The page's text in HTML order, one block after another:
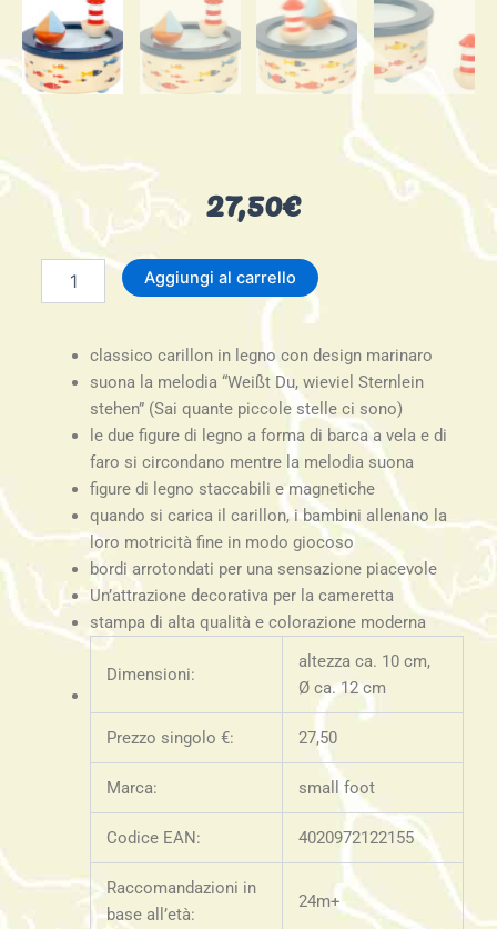
27,50€
Grande
Aggiungi al carrello
classico carillon in legno con design marinaro
suona la melodia “Weißt Du, wieviel Sternlein
stehen” (Sai quante piccole stelle ci sono)
le due figure di legno a forma di barca a vela e di
faro si circondano mentre la melodia suona
figure di legno staccabili e magnetiche
quando si carica il carillon, i bambini allenano la
loro motricità fine in modo giocoso
bordi arrotondati per una sensazione piacevole
Un’attrazione decorativa per la cameretta
stampa di alta qualità e colorazione moderna
Dimensioni:
altezza ca. 10 cm,
Ø ca. 12 cm
Prezzo singolo €: 27,50
Marca: small foot
Codice EAN: 4020972122155
Raccomandazioni in
base all’età:
24m+